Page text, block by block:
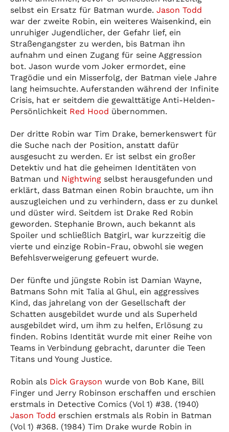
selbst ein Ersatz für Batman wurde. Jason Todd
war der zweite Robin, ein weiteres Waisenkind, ein
unruhiger Jugendlicher, der Gefahr lief, ein
Straßengangster zu werden, bis Batman ihn
aufnahm und einen Zugang für seine Aggression
bot. Jason wurde vom Joker ermordet, eine
Tragödie und ein Misserfolg, der Batman viele Jahre
lang heimsuchte. Auferstanden während der Infinite
Crisis, hat er seitdem die gewalttätige Anti-Helden-
Persönlichkeit Red Hood übernommen.
Der dritte Robin war Tim Drake, bemerkenswert für
die Suche nach der Position, anstatt dafür
ausgesucht zu werden. Er ist selbst ein großer
Detektiv und hat die geheimen Identitäten von
Batman und Nightwing selbst herausgefunden und
erklärt, dass Batman einen Robin brauchte, um ihn
auszugleichen und zu verhindern, dass er zu dunkel
und düster wird. Seitdem ist Drake Red Robin
geworden. Stephanie Brown, auch bekannt als
Spoiler und schließlich Batgirl, war kurzzeitig die
vierte und einzige Robin-Frau, obwohl sie wegen
Befehlsverweigerung gefeuert wurde.
Der fünfte und jüngste Robin ist Damian Wayne,
Batmans Sohn mit Talia al Ghul, ein aggressives
Kind, das jahrelang von der Gesellschaft der
Schatten ausgebildet wurde und als Superheld
ausgebildet wird, um ihm zu helfen, Erlösung zu
finden. Robins Identität wurde mit einer Reihe von
Teams in Verbindung gebracht, darunter die Teen
Titans und Young Justice.
Robin als Dick Grayson wurde von Bob Kane, Bill
Finger und Jerry Robinson erschaffen und erschien
erstmals in Detective Comics (Vol 1) #38. (1940)
Jason Todd erschien erstmals als Robin in Batman
(Vol 1) #368. (1984) Tim Drake wurde Robin in